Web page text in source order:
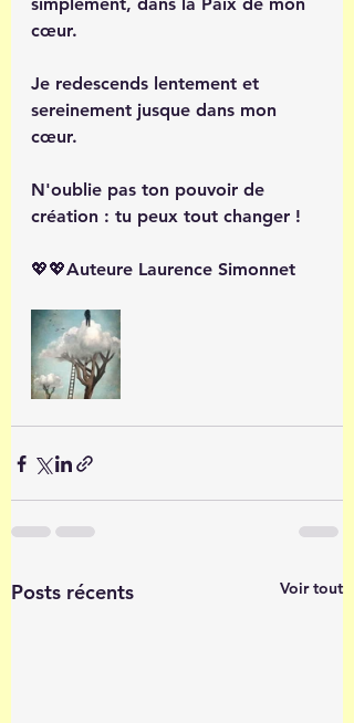
cœur.
Je redescends lentement et
sereinement jusque dans mon
cœur.
N'oublie pas ton pouvoir de
création : tu peux tout changer !
💖💖Auteure Laurence Simonnet
Posts récents Voir tout